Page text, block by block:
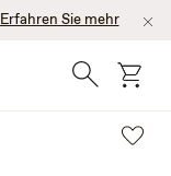
Erfahren Sie mehr
Suche